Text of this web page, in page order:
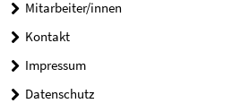
Mitarbeiter/innen
Kontakt
Impressum
Datenschutz